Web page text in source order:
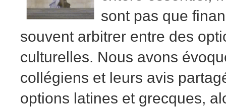
sont pas que
souvent arbitrer entre des
culturelles. Nous avons
collégiens et leurs avis
options latines et grecques,